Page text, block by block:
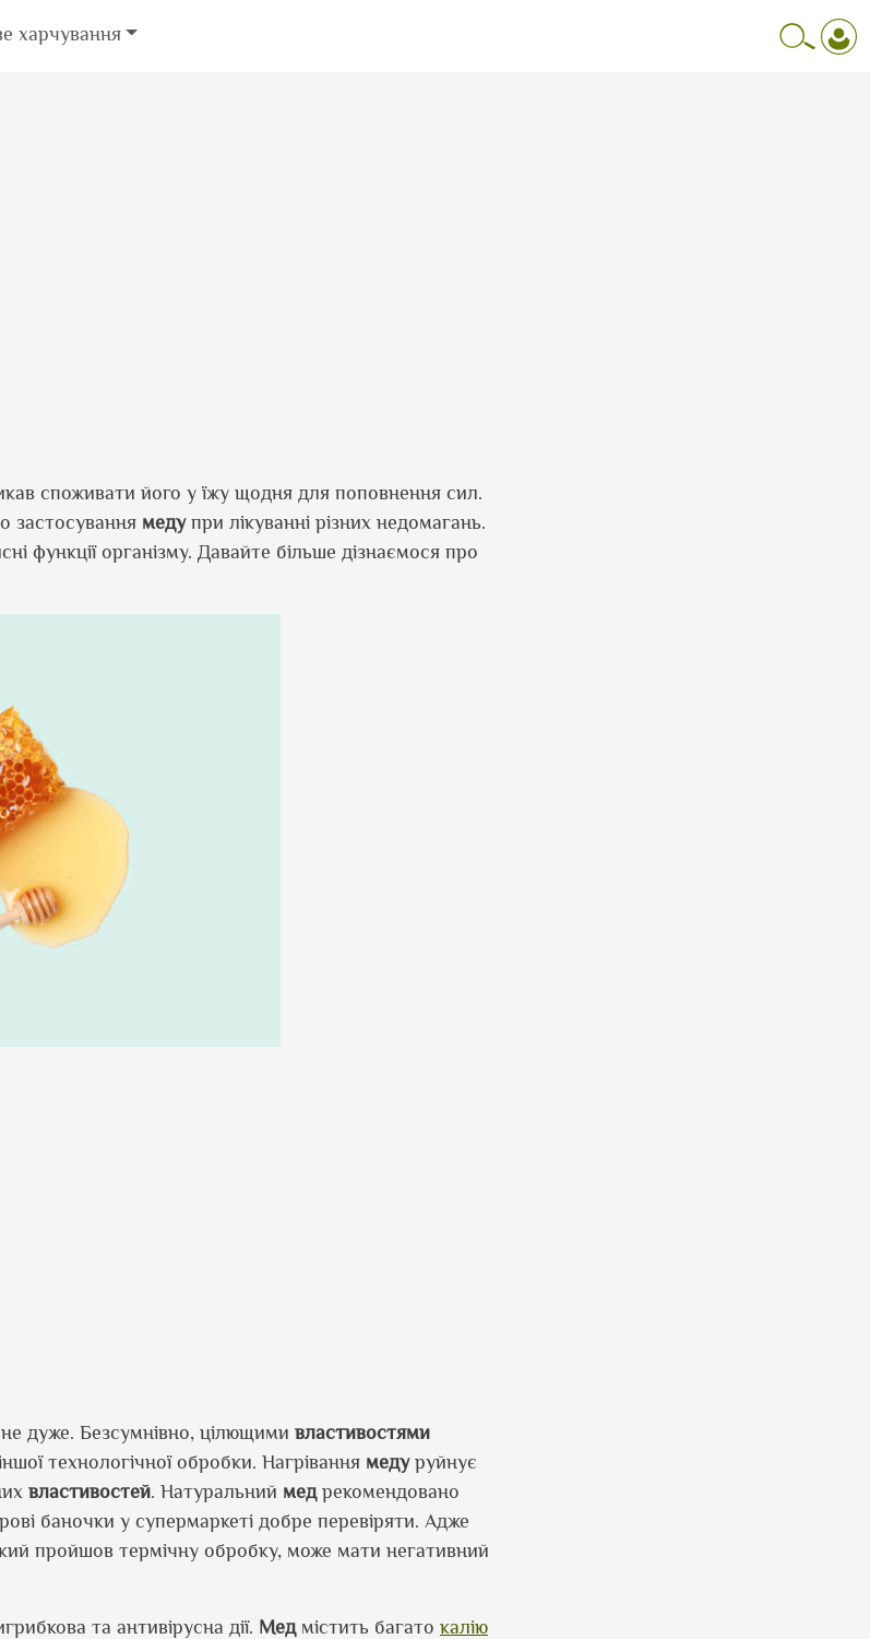
харчування
споживати його у їжу щодня для поповнення сил.
застосування медупри лікуванні різних недомагань.
функції організму. Давайте більше дізнаємося про
дуже. Безсумнівно, цілющими властивостями
технологічної обробки. Нагрівання медуруйнує
властивостей. Натуральний медрекомендовано
баночки у супермаркеті добре перевіряти. Адже
пройшов термічну обробку, може мати негативний
та антивірусна дії. Медмістить багато калію